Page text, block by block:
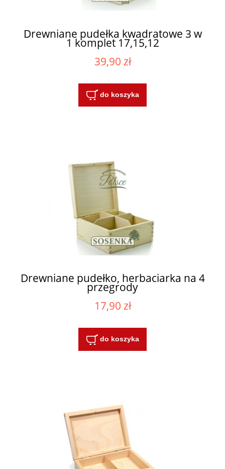
Drewniane pudełka kwadratowe 3 w
1 komplet 17,15,12
39,90 zł
do koszyka
Drewniane pudełko, herbaciarka na 4
przegrody
17,90 zł
do koszyka